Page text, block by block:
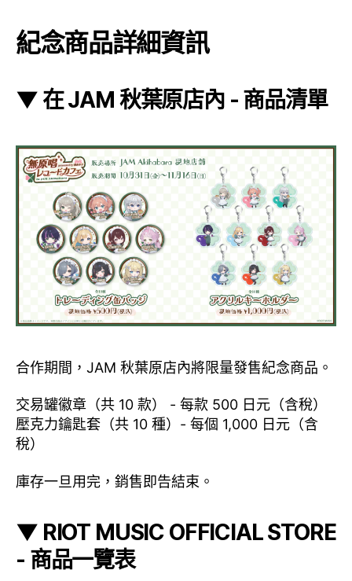
紀念商品詳細資訊
▼ 在 JAM 秋葉原店內 - 商品清單
合作期間，JAM 秋葉原店內將限量發售紀念商品。
交易罐徽章（共 10 款） - 每款 500 日元（含稅）
壓克力鑰匙套（共 10 種）- 每個 1,000 日元（含
稅）
庫存一旦用完，銷售即告結束。
▼ RIOT MUSIC OFFICIAL STORE
- 商品一覽表